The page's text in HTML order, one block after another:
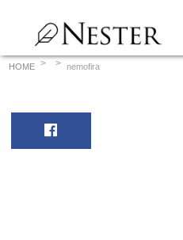
ンHOME nemofira